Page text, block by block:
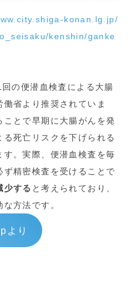
konan.lg.jp/
kenshin/ganke
の便潜血検査による大腸
省より推奨されていま
とで早期に大腸がんを発
死亡リスクを下げられる
。実際、便潜血検査を毎
精密検査を受けることで
少する と考えられており、
方法です。
より